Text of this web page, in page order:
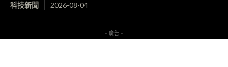
科技新聞 2026-08-04
- 廣告 -